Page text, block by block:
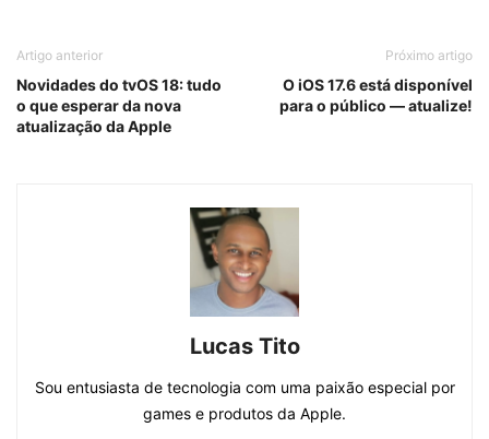
Artigo anterior
Novidades do tvOS 18: tudo
o que esperar da nova
atualização da Apple
Próximo artigo
O iOS 17.6 está disponível
para o público — atualize!
Lucas Tito
Sou entusiasta de tecnologia com uma paixão especial por
games e produtos da Apple.